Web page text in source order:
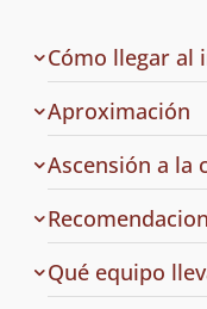
Cómo llegar al
Aproximación
Ascensión a la
Qué equipo